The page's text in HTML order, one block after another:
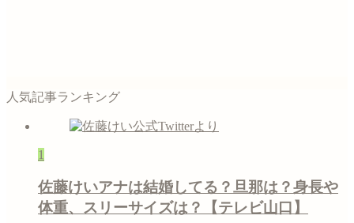
人気記事ランキング
1
佐藤けいアナは結婚してる？旦那は？身長や
体重、スリーサイズは？【テレビ山口】